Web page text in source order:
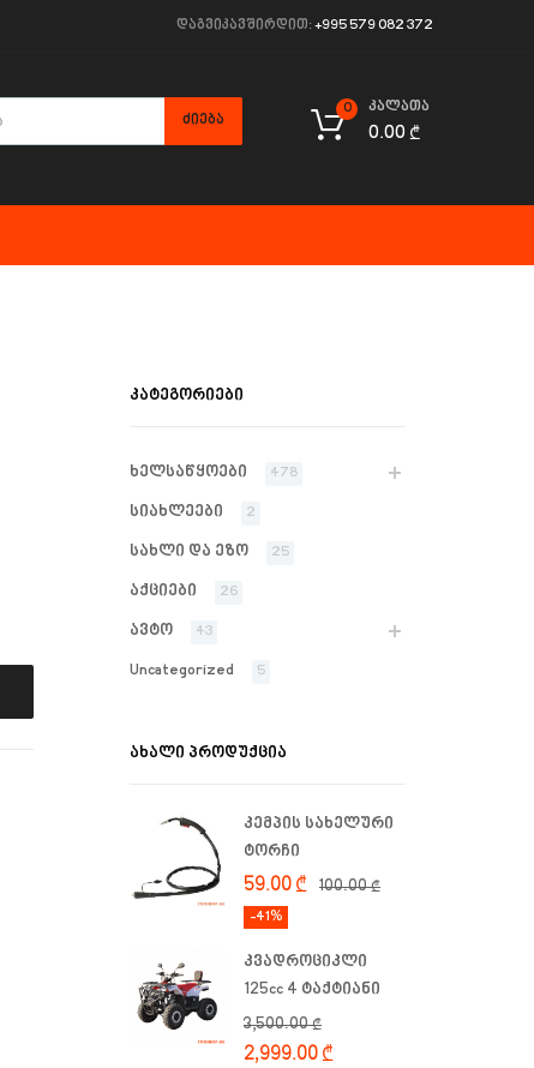
დაგვიკავშირდით:+995 579 082 372
ᲫᲘᲔᲑᲐ
კალათა
0.00 ₾
0
ᲙᲐᲢᲔᲒᲝᲠᲘᲔᲑᲘ
ხელსაწყოები 478
სიახლეები 2
სახლი და ეზო 25
აქციები 26
ავტო 43
Uncategorized 5
ᲐᲮᲐᲚᲘ ᲞᲠᲝᲓᲣᲥᲪᲘᲐ
კემპის სახელური
ტორჩი
100.00₾
59.00₾
-41%
კვადროციკლი
125cc 4 ტაქტიანი
3,500.00₾
2,999.00₾